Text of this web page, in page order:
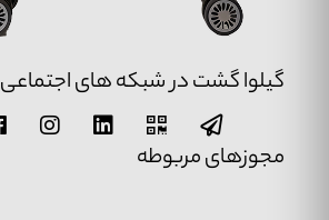
گیلوا گشت در شبکه های اجتماعی
مجوزهای مربوطه